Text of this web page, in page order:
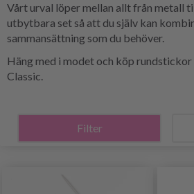
Vårt urval löper mellan allt från metall
utbytbara set så att du själv kan
sammansättning som du behöver.
Häng med i modet och köp rundstickor
Classic.
Filter